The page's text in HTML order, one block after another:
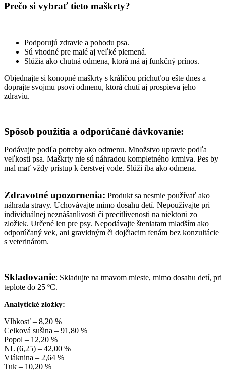
Prečo si vybrať tieto maškrty?
Podporujú zdravie a pohodu psa.
Sú vhodné pre malé aj veľké plemená.
Slúžia ako chutná odmena, ktorá má aj funkčný prínos.
Objednajte si konopné maškrty s králičou príchuťou ešte dnes a
doprajte svojmu psovi odmenu, ktorá chutí aj prospieva jeho
zdraviu.
Spôsob použitia a odporúčané dávkovanie:
Podávajte podľa potreby ako odmenu. Množstvo upravte podľa
veľkosti psa. Maškrty nie sú náhradou kompletného krmiva. Pes by
mal mať vždy prístup k čerstvej vode. Slúži iba ako odmena.
Zdravotné upozornenia: Produkt sa nesmie používať ako
náhrada stravy. Uchovávajte mimo dosahu detí. Nepoužívajte pri
individuálnej neznášanlivosti či precitlivenosti na niektorú zo
zložiek. Určené len pre psy. Nepodávajte šteniatam mladším ako
odporúčaný vek, ani gravidným či dojčiacim fenám bez konzultácie
s veterinárom.
Skladovanie: Skladujte na tmavom mieste, mimo dosahu detí, pri
teplote do 25 ºC.
Analytické zložky:
Vlhkosť – 8,20 %
Celková sušina – 91,80 %
Popol – 12,20 %
NL (6,25) – 42,00 %
Vláknina – 2,64 %
Tuk – 10,20 %